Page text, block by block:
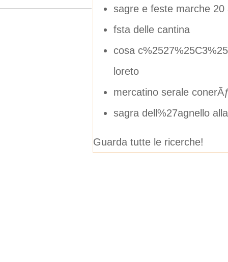
sagre e feste marche 20
fsta delle cantina
cosa
loreto
mercatino serale
sagra dell%27agnello
Guarda tutte le ricerche!